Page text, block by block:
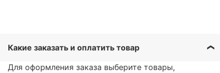
Какие заказать и оплатить товар
Для оформления заказа выберите товары,